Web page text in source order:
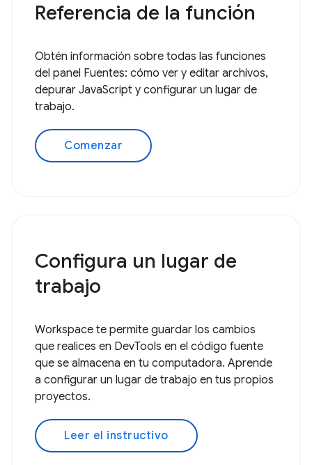
Referencia de la función
Obtén información sobre todas las funciones
del panel Fuentes: cómo ver y editar archivos,
depurar JavaScript y configurar un lugar de
trabajo.
Comenzar
Configura un lugar de
trabajo
Workspace te permite guardar los cambios
que realices en DevTools en el código fuente
que se almacena en tu computadora. Aprende
a configurar un lugar de trabajo en tus propios
proyectos.
Leer el instructivo